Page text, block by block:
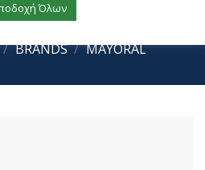
25-43664-067
/ BRANDS / MAYORAL
Όλων